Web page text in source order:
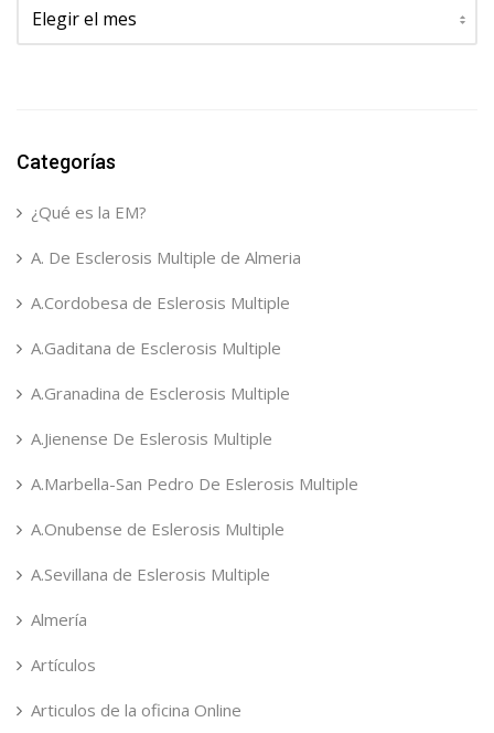
Categorías
¿Qué es la EM?
A. De Esclerosis Multiple de Almeria
A.Cordobesa de Eslerosis Multiple
A.Gaditana de Esclerosis Multiple
A.Granadina de Esclerosis Multiple
A.Jienense De Eslerosis Multiple
A.Marbella-San Pedro De Eslerosis Multiple
A.Onubense de Eslerosis Multiple
A.Sevillana de Eslerosis Multiple
Almería
Artículos
Articulos de la oficina Online